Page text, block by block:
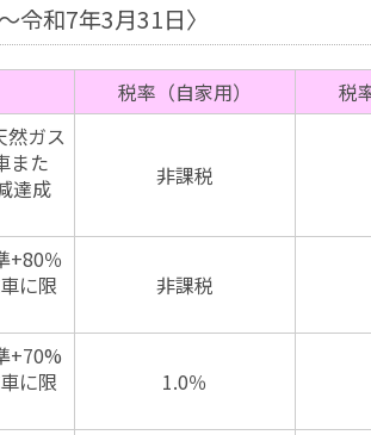
令和7年3月31日〉
税率（自家用）
税
然ガス
また
達成
非課税
％
に限
非課税
+70%
に限
1.0％